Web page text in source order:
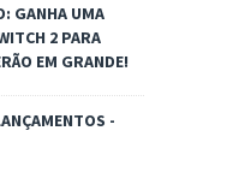
GANHA UMA
2 PARA
EM GRANDE!
-